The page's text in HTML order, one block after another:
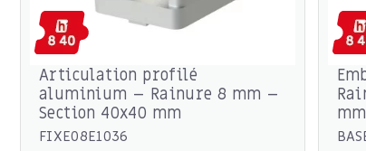
Articulation profilé
aluminium – Rainure 8 mm –
Section 40x40 mm
FIXE08E1036